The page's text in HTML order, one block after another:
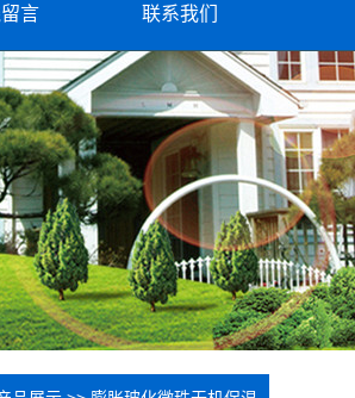
言 联系我们
联系方式
地理位置